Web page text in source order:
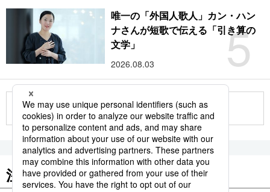
5
唯一の「外国人歌人」カン・ハン
ナさんが短歌で伝える「引き算の
文学」
2026.08.03
もっと見る
注目のキーワード